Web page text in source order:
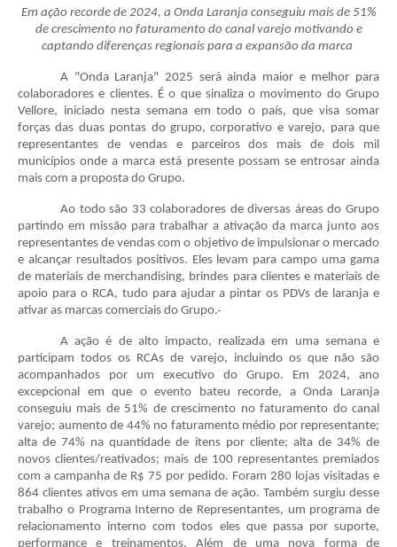
Em ação recorde de 2024, a Onda Laranja conseguiu mais de 51%
de crescimento no faturamento do canal varejo motivando e
captando diferenças regionais para a expansão da marca
A "Onda Laranja" 2025 será ainda maior e melhor para
colaboradores e clientes. É o que sinaliza o movimento do Grupo
Vellore, iniciado nesta semana em todo o país, que visa somar
forças das duas pontas do grupo, corporativo e varejo, para que
representantes de vendas e parceiros dos mais de dois mil
municípios onde a marca está presente possam se entrosar ainda
mais com a proposta do Grupo.
Ao todo são 33 colaboradores de diversas áreas do Grupo
partindo em missão para trabalhar a ativação da marca junto aos
representantes de vendas com o objetivo de impulsionar o mercado
e alcançar resultados positivos. Eles levam para campo uma gama
de materiais de merchandising, brindes para clientes e materiais de
apoio para o RCA, tudo para ajudar a pintar os PDVs de laranja e
ativar as marcas comerciais do Grupo.
A ação é de alto impacto, realizada em uma semana e
participam todos os RCAs de varejo, incluindo os que não são
acompanhados por um executivo do Grupo. Em 2024, ano
excepcional em que o evento bateu recorde, a Onda Laranja
conseguiu mais de 51% de crescimento no faturamento do canal
varejo; aumento de 44% no faturamento médio por representante;
alta de 74% na quantidade de itens por cliente; alta de 34% de
novos clientes/reativados; mais de 100 representantes premiados
com a campanha de R$ 75 por pedido. Foram 280 lojas visitadas e
864 clientes ativos em uma semana de ação. Também surgiu desse
trabalho o Programa Interno de Representantes, um programa de
relacionamento interno com todos eles que passa por suporte,
performance e treinamentos. Além de uma nova forma de